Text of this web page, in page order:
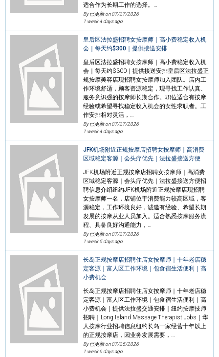
适合作为长期工作的选择。…
By 已更新 on07/27/2026
1 week 4 days ago
皇后区法拉盛招聘女按摩师｜高小费稳定收入机
会｜每天约$300｜提供接送安排
皇后区法拉盛招聘女按摩师｜高小费稳定收入机
会｜每天约$300｜提供接送安排皇后区法拉盛正
规按摩美容店现招聘女按摩师加入团队。店内工
作环境舒适，顾客资源稳定，现寻找工作认真、
服务意识强的按摩师长期合作。职位适合有按摩
经验或希望寻找稳定收入机会的女性求职者。工
作安排相对灵活，…
By 已更新 on07/27/2026
1 week 4 days ago
JFK机场附近正规按摩店招聘女按摩师｜高消费
区域稳定客源｜会头疗优先｜法拉盛接送方便
JFK机场附近正规按摩店招聘女按摩师｜高消费
区域稳定客源｜会头疗优先｜法拉盛接送方便招
聘信息介绍纽约JFK机场附近正规按摩店现招聘
女按摩师一名，店铺位于消费能力较高区域，客
源稳定，工作环境良好，诚邀有经验、希望长期
发展的按摩从业人员加入。适合熟悉按摩服务流
程、具备良好沟通能力，…
By 已更新 on07/27/2026
1 week 5 days ago
长岛正规按摩店招聘住店女按摩师｜十年老店稳
定客源｜富人区工作环境｜包食宿生活便利｜高
小费机会
长岛正规按摩店招聘住店女按摩师｜十年老店稳
定客源｜富人区工作环境｜包食宿生活便利｜高
小费机会｜提供法拉盛交通安排｜纽约按摩技师
招聘｜Long Island Massage Therapist Jobs｜华
人按摩行业招聘信息纽约长岛一家经营十年以上
的正规按摩店，因业务发展需要，…
By 已更新 on07/25/2026
1 week 6 days ago